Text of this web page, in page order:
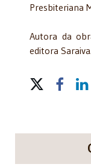
Presbiteriana
Autora da
editora Saraiva.
Share